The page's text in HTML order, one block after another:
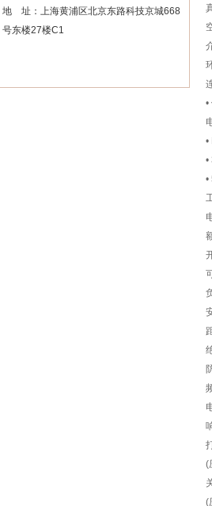
地 址：上海黄浦区北京东路科技京城668
号东楼27楼C1
(
(